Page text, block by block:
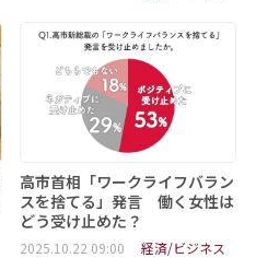
高市首相「ワークライフバラン
スを捨てる」発言 働く女性は
どう受け止めた？
2025.10.22 09:00 経済/ビジネス